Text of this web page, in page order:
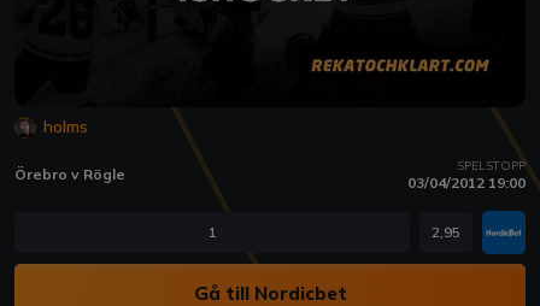
holms
Örebro v Rögle SPELSTOPP
03/04/2012 19:00
1 2,95
Gå till Nordicbet